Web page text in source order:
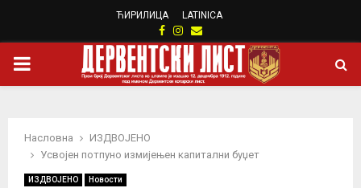
ЋИРИЛИЦА LATINICA
Facebook
Instagram
Email
PRIMARY
Насловна
ИЗДВОЈЕНО
Усвојен потпуно измијењен капитални буџет
ИЗДВОЈЕНО Новости